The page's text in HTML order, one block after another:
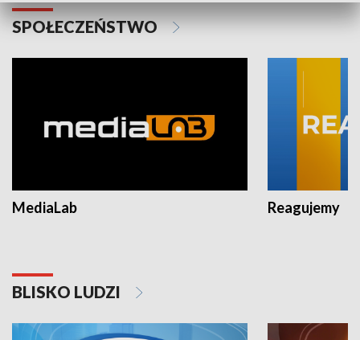
SPOŁECZEŃSTWO
MediaLab Reagujemy
BLISKO LUDZI